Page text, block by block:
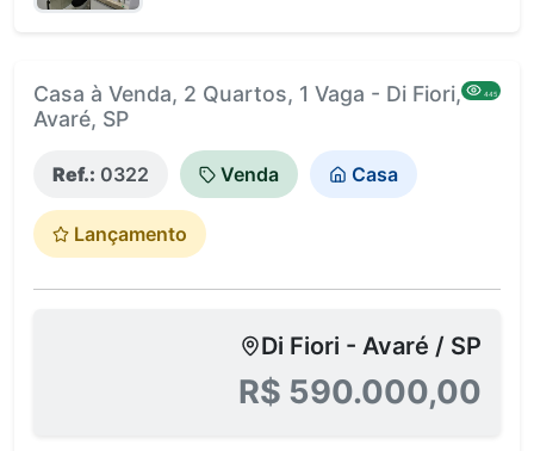
Casa à Venda, 2 Quartos, 1 Vaga - Di Fiori,
Avaré, SP
445
Ref.: 0322 Venda Casa
Lançamento
Di Fiori - Avaré / SP
R$ 590.000,00